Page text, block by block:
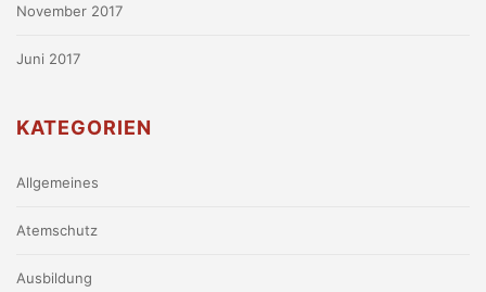
November 2017
Juni 2017
KATEGORIEN
Allgemeines
Atemschutz
Ausbildung